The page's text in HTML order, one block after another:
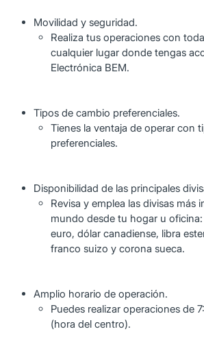
Movilidad y seguridad.
Realiza tus operaciones con
cualquier lugar donde tengas
Electrónica BEM.
Tipos de cambio preferenciales.
Tienes la ventaja de operar con
preferenciales.
Disponibilidad de las principales
Revisa y emplea las divisas más
mundo desde tu hogar u
euro, dólar canadiense, libra
franco suizo y corona sueca.
Amplio horario de operación.
Puedes realizar operaciones de
(hora del centro).